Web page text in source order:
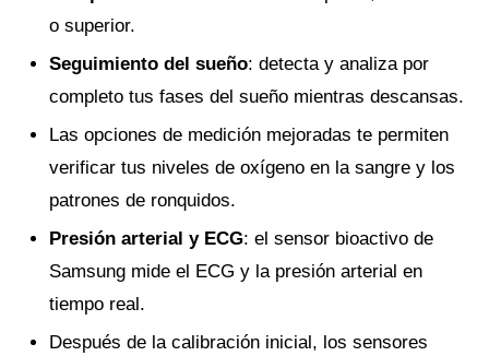
o superior.
Seguimiento del sueño: detecta y analiza por
completo tus fases del sueño mientras descansas.
Las opciones de medición mejoradas te permiten
verificar tus niveles de oxígeno en la sangre y los
patrones de ronquidos.
Presión arterial y ECG: el sensor bioactivo de
Samsung mide el ECG y la presión arterial en
tiempo real.
Después de la calibración inicial, los sensores